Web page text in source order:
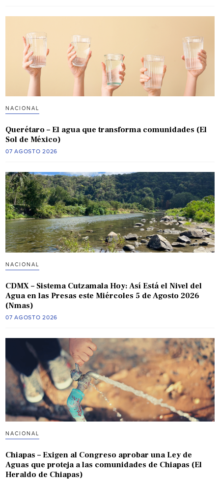
NACIONAL
Querétaro – El agua que transforma comunidades (El
Sol de México)
07 AGOSTO 2026
NACIONAL
CDMX – Sistema Cutzamala Hoy: Así Está el Nivel del
Agua en las Presas este Miércoles 5 de Agosto 2026
(Nmas)
07 AGOSTO 2026
NACIONAL
Chiapas – Exigen al Congreso aprobar una Ley de
Aguas que proteja a las comunidades de Chiapas (El
Heraldo de Chiapas)